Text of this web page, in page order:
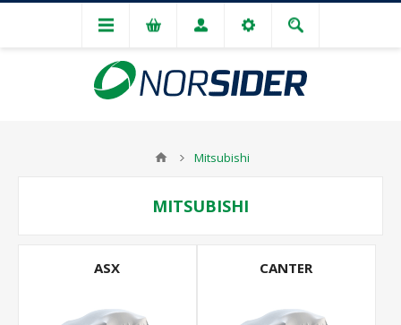
Mitsubishi
MITSUBISHI
ASX CANTER